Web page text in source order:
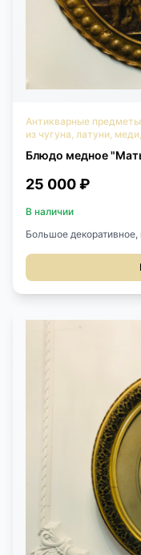
Антикварные
из чугуна, латуни,
Блюдо медное
25 000 ₽
В наличии
Большое